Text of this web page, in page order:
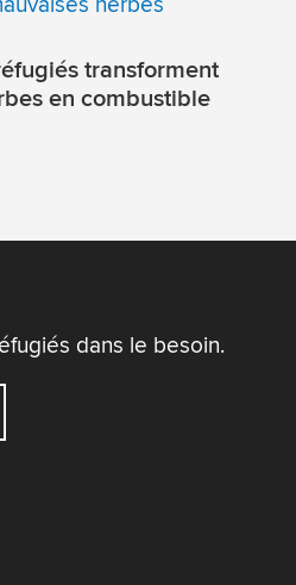
transforment
en combustible
dans le besoin.